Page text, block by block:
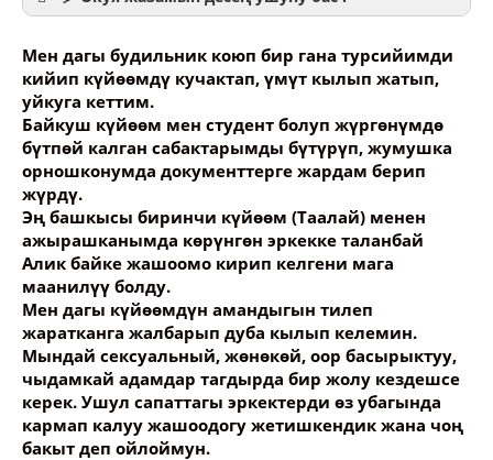
Ваше имя
Название сообщения
Опубликовать контент
Мен дагы будильник коюп бир гана турсийимди
кийип күйөөмдү кучактап, үмүт кылып жатып,
уйкуга кеттим.
Байкуш күйөөм мен студент болуп жүргөнүмдө
бүтпөй калган сабактарымды бүтүрүп, жумушка
орношконумда документтерге жардам берип
жүрдү.
Эң башкысы биринчи күйөөм (Таалай) менен
ажырашканымда көрүнгөн эркекке таланбай
Алик байке жашоомо кирип келгени мага
маанилүү болду.
Мен дагы күйөөмдүн амандыгын тилеп
жаратканга жалбарып дуба кылып келемин.
Мындай сексуальный, жөнөкөй, оор басырыктуу,
чыдамкай адамдар тагдырда бир жолу кездешсе
керек. Ушул сапаттагы эркектерди өз убагында
кармап калуу жашоодогу жетишкендик жана чоң
бакыт деп ойлоймун.